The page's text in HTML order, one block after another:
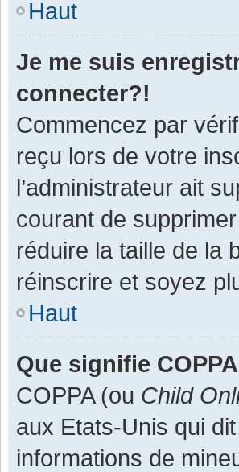
Haut
Je me suis
connecter?!
Commencez par
reçu lors de votre
l’administrateur ait
courant de
réduire la taille de la
réinscrire et soyez
Haut
Que signifie
COPPA (ou Child
aux Etats-Unis qui
informations de